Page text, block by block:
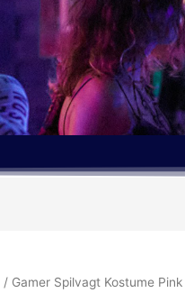
/ Gamer Spilvagt Kostume Pink